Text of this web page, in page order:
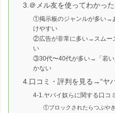
3.＠メル友を使ってわかっ
①掲示板のジャンルが多い→
けやすい
②広告が非常に多い→スムー
い
③30代〜40代が多い→「若い
かない
4.口コミ・評判を見る→“ヤ
4-1.ヤバイ奴らに関する口コミ
①ブロックされたらつぶや